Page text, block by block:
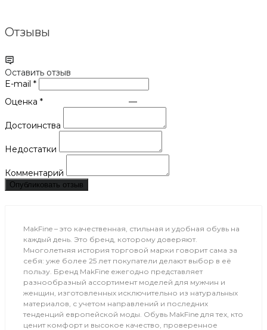
Отзывы
Оставить отзыв
E-mail *
Оценка * —
Достоинства
Недостатки
Комментарий
Опубликовать отзыв
MakFine – это качественная, стильная и удобная обувь на
каждый день. Это бренд, которому доверяют.
Многолетняя история торговой марки говорит сама за
себя: уже более 25 лет покупатели делают выбор в её
пользу. Бренд MakFine ежегодно представляет
разнообразный ассортимент моделей для мужчин и
женщин, изготовленных исключительно из натуральных
материалов, с учетом направлений и последних
тенденций европейской моды. Обувь MakFine для тех, кто
ценит комфорт и высокое качество, проверенное